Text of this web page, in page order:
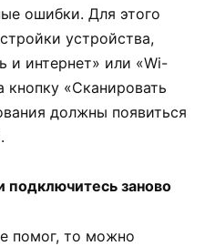
ошибки. Для этого
устройства,
и интернет» или «Wi-
кнопку «Сканировать
должны появиться
подключитесь заново
помог, то можно